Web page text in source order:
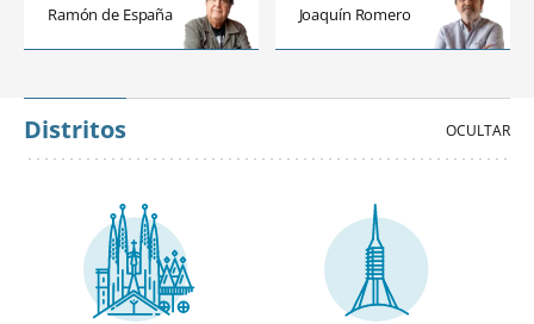
Ramón de España Joaquín Romero
Distritos